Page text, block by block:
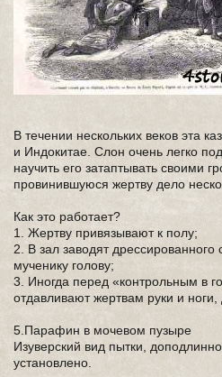
В течении нескольких веков эта
и Индокитае. Слон очень легко
научить его затаптывать своими
провинившуюся жертву дело
Как это работает?
1. Жертву привязывают к полу;
2. В зал заводят дрессированного
мученику голову;
3. Иногда перед «контрольным в
отдавливают жертвам руки и ноги,
5.Парафин в мочевом пузыре
Изуверский вид пытки,
установлено.